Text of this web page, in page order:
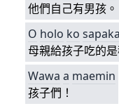
他們自己有男孩。
O holo ko
母親給孩子吃的是
Wawa a maemin
孩子們！